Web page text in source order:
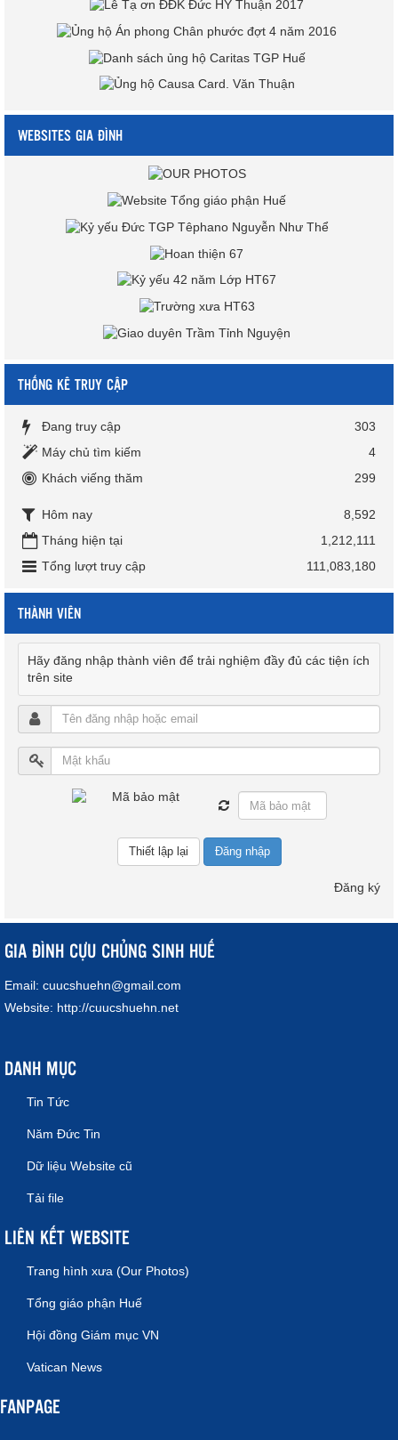
WEBSITES GIA ĐÌNH
THỐNG KÊ TRUY CẬP
Đang truy cập
303
Máy chủ tìm kiếm
4
Khách viếng thăm
299
Hôm nay
8,592
Tháng hiện tại
1,212,111
Tổng lượt truy cập
111,083,180
THÀNH VIÊN
Hãy đăng nhập thành viên để trải nghiệm đầy đủ các tiện ích
trên site
Đăng nhập
Đăng ký
GIA ĐÌNH CỰU CHỦNG SINH HUẾ
Email: cuucshuehn@gmail.com
Website: http://cuucshuehn.net
DANH MỤC
Tin Tức
Năm Đức Tin
Dữ liệu Website cũ
Tải file
LIÊN KẾT WEBSITE
Trang hình xưa (Our Photos)
Tổng giáo phận Huế
Hội đồng Giám mục VN
Vatican News
FANPAGE